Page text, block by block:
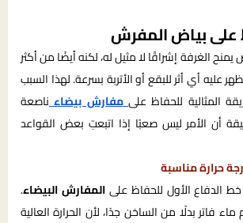
على بياض المفرش
يمنح الغرفة إشراقًا لا مثيل له، لكنه أيضًا من أكثر
عليه أي أثر للبقع أو الأتربة بسرعة. لهذا السبب
المثالية للحفاظ على مفارش بيضاء ناصعة
أن الأمر ليس صعبًا إذا اتبعتِ بعض القواعد
حرارة مناسبة
الدفاع الأول للحفاظ علىالمفارش البيضاء.
فاتر بدلًا من الساخن جدًا، لأن الحرارة العالية